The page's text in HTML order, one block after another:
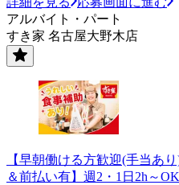
アルバイト・パート
すき家 名古屋大野木店
【早朝働ける方歓迎(手当
＆前払い有】週2・1日2h～